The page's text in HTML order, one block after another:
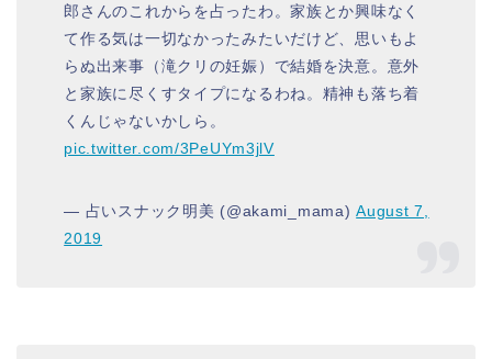
郎さんのこれからを占ったわ。家族とか興味なく
て作る気は一切なかったみたいだけど、思いもよ
らぬ出来事（滝クリの妊娠）で結婚を決意。意外
と家族に尽くすタイプになるわね。精神も落ち着
くんじゃないかしら。
pic.twitter.com/3PeUYm3jlV
— 占いスナック明美 (@akami_mama)August 7,
2019